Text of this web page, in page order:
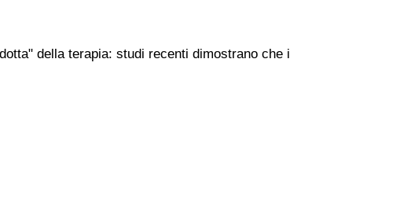
della terapia: studi recenti dimostrano che i